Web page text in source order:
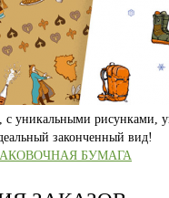
уникальными рисунками,
законченный вид!
БУМАГА